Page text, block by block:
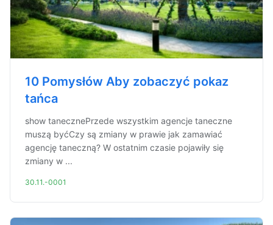
10 Pomysłów Aby zobaczyć pokaz
tańca
show tanecznePrzede wszystkim agencje taneczne
muszą byćCzy są zmiany w prawie jak zamawiać
agencję taneczną? W ostatnim czasie pojawiły się
zmiany w ...
30.11.-0001